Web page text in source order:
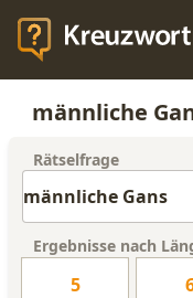
männliche
Rätselfrage
Ergebnisse nach
5